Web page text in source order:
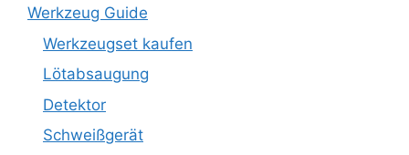
Werkzeug Guide
Werkzeugset kaufen
Lötabsaugung
Detektor
Schweißgerät